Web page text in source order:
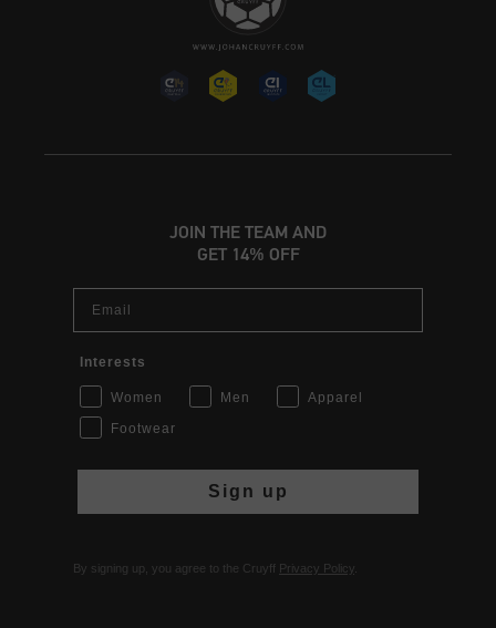
JOIN THE TEAM AND
GET 14% OFF
Interests
Women Men
Apparel
Footwear
Sign up
By signing up, you agree to the Cruyff Privacy Policy